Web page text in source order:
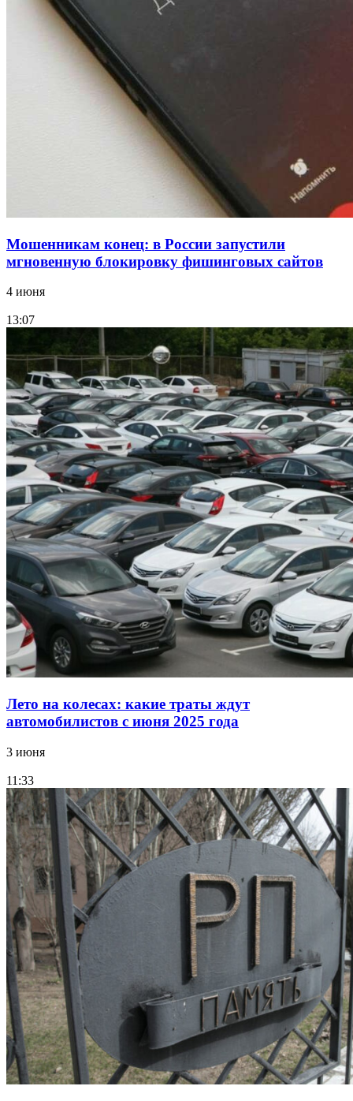
Сладкий праздник в Волгограде: в Центральном
парке прошёл фестиваль „Арбузный переполох“
Волгоградские компании нарастили экспорт:
заключены контракты на 3,6 млн долларов
Мошенникам конец: в России запустили
мгновенную блокировку фишинговых сайтов
4 июня
13:07
Лето на колесах: какие траты ждут
автомобилистов с июня 2025 года
3 июня
11:33